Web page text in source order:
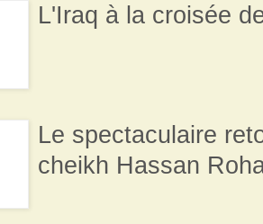
L'Iraq à la croisée
Le spectaculaire
cheikh Hassan